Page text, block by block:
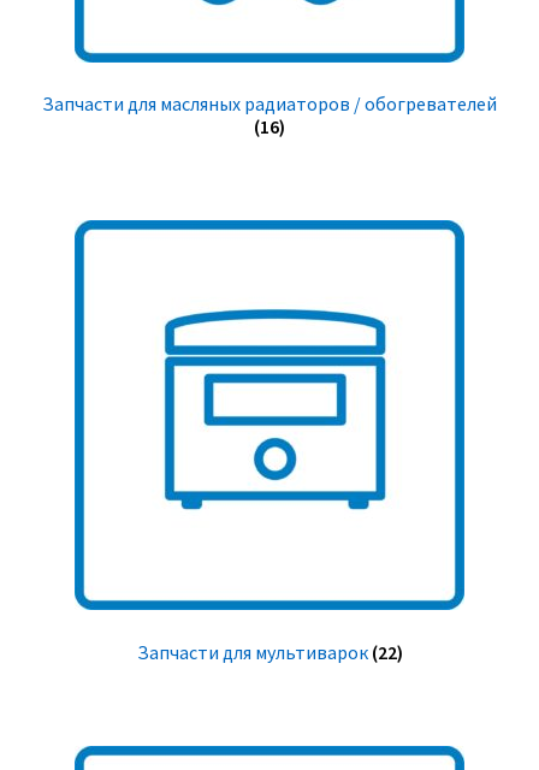
Запчасти для масляных радиаторов / обогревателей
(16)
Запчасти для мультиварок (22)